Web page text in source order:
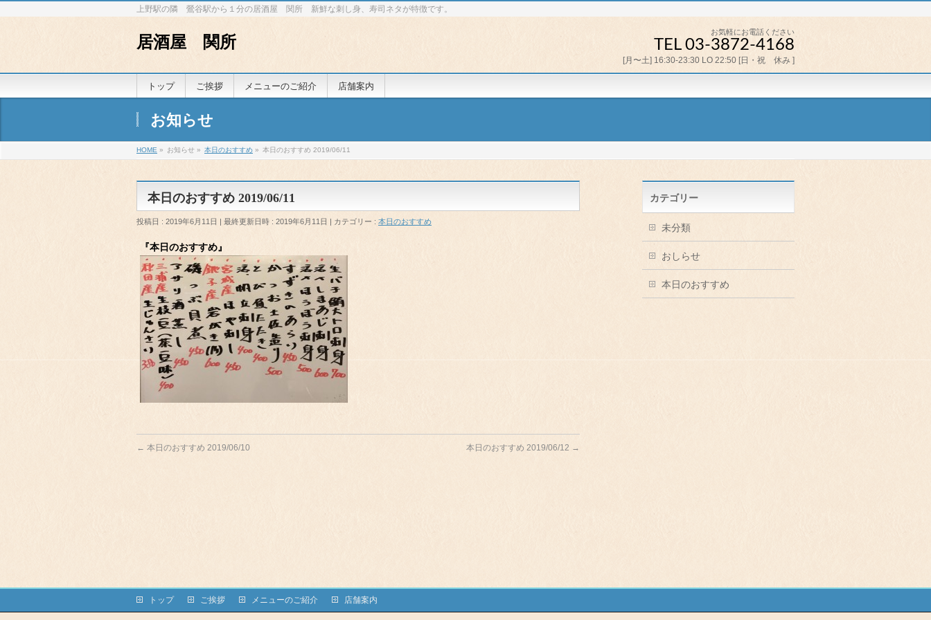
上野駅の隣 鶯谷駅から１分の居酒屋 関所 新鮮な刺し身、寿司ネタが特徴です。
居酒屋 関所
お気軽にお電話ください
TEL 03-3872-4168
[月〜土] 16:30-23:30 LO 22:50 [日・祝 休み ]
トップ ご挨拶 メニューのご紹介 店舗案内
お知らせ
HOME » お知らせ » 本日のおすすめ » 本日のおすすめ 2019/06/11
本日のおすすめ 2019/06/11
投稿日 : 2019年6月11日 最終更新日時 : 2019年6月11日 カテゴリー : 本日のおすすめ
『本日のおすすめ』
← 本日のおすすめ 2019/06/10 本日のおすすめ 2019/06/12 →
カテゴリー
未分類
おしらせ
本日のおすすめ
トップ ご挨拶 メニューのご紹介 店舗案内